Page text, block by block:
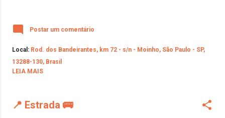
Postar um comentário
Local: Rod. dos Bandeirantes, km 72 - s/n - Moinho, São Paulo - SP,
13288-130, Brasil
LEIA MAIS
📍 Estrada 🚌